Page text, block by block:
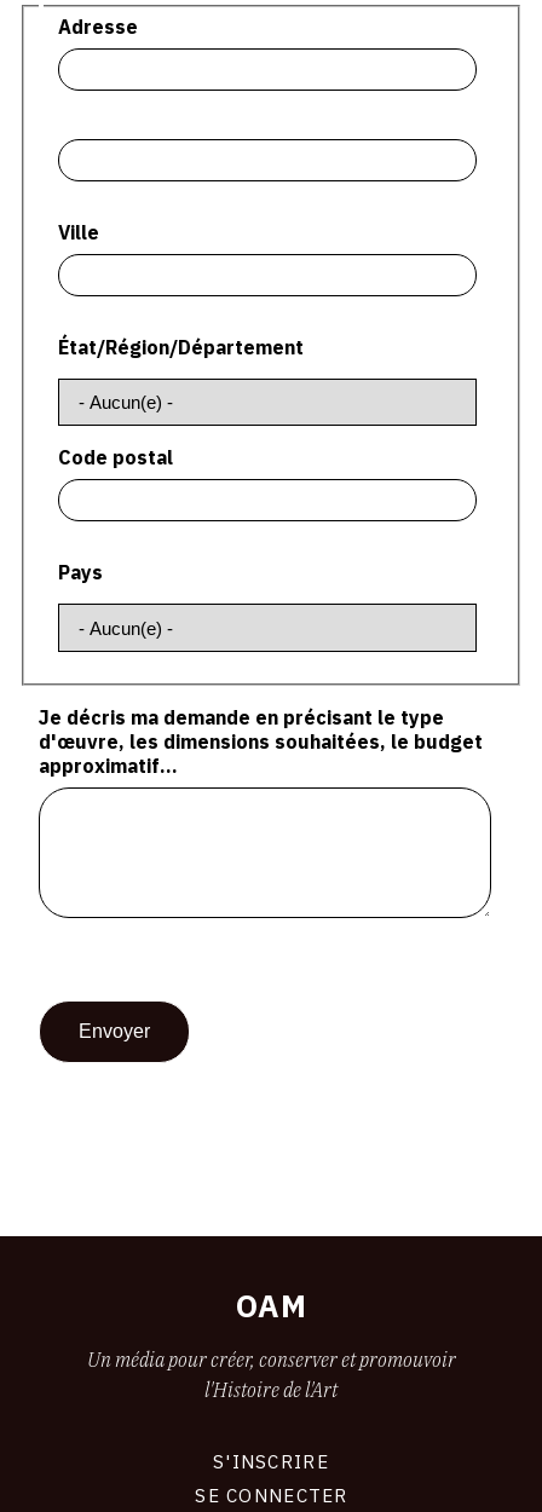
CONTACT
CGU
CGV
INSTAGRAM
FACEBOOK
PINTEREST
Adresse
Adresse
Adresse2
Ville
État/Région/Département
Code postal
Pays
Je décris ma demande en précisant le type
d'œuvre, les dimensions souhaitées, le budget
approximatif...
OAM
Un média pour créer, conserver et promouvoir
l'Histoire de l'Art
S'INSCRIRE
SE CONNECTER